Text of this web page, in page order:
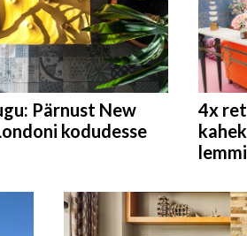
Pärnust New
kodudesse
4x